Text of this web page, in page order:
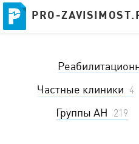
PRO-
PRO-
Частные клиники 4
Группы АН 219